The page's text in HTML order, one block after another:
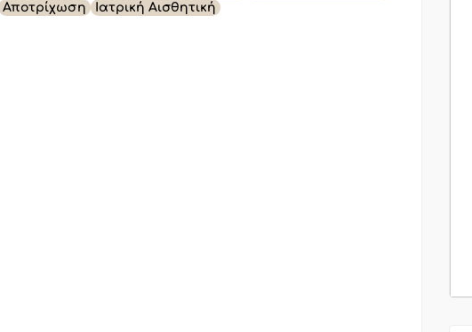
Αποτρίχωση Ιατρική Αισθητική